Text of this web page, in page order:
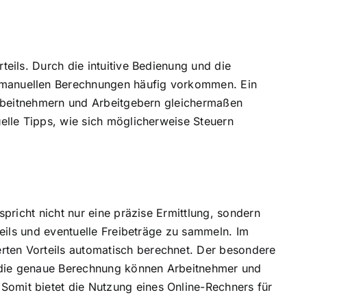
Durch die intuitive Bedienung und die
Berechnungen häufig vorkommen. Ein
und Arbeitgebern gleichermaßen
Tipps, wie sich möglicherweise Steuern
nicht nur eine präzise Ermittlung, sondern
und eventuelle Freibeträge zu sammeln. Im
Vorteils automatisch berechnet. Der besondere
genaue Berechnung können Arbeitnehmer und
bietet die Nutzung eines Online-Rechners für